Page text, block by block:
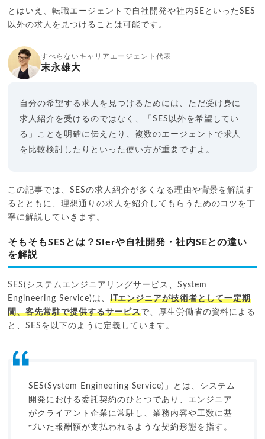
とはいえ、転職エージェントで自社開発や社内SEといったSES
以外の求人を見つけることは可能です。
すべらないキャリアエージェント代表
末永雄大
自分の希望する求人を見つけるためには、ただ受け身に
求人紹介を受けるのではなく、「SES以外を希望してい
る」ことを明確に伝えたり、複数のエージェントで求人
を比較検討したりといった使い方が重要ですよ。
この記事では、SESの求人紹介が多くなる理由や背景を解説す
るとともに、理想通りの求人を紹介してもらうためのコツを丁
寧に解説していきます。
そもそもSESとは？SIerや自社開発・社内SEとの違い
を解説
SES(システムエンジニアリングサービス、System
Engineering Service)は、 ITエンジニアが技術者として一定期
間、客先常駐で提供するサービスで、厚生労働省の資料による
と、SESを以下のように定義しています。
SES(System Engineering Service)」とは、システム
開発における委託契約のひとつであり、エンジニア
がクライアント企業に常駐し、業務内容や工数に基
づいた報酬額が支払われるような契約形態を指す。